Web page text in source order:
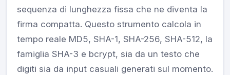
sequenza di lunghezza fissa che ne diventa la
firma compatta. Questo strumento calcola in
tempo reale MD5, SHA-1, SHA-256, SHA-512, la
famiglia SHA-3 e bcrypt, sia da un testo che
digiti sia da input casuali generati sul momento.